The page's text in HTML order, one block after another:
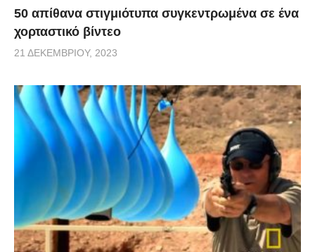
50 απίθανα στιγμιότυπα συγκεντρωμένα σε ένα
χορταστικό βίντεο
21 ΔΕΚΕΜΒΡΊΟΥ, 2023